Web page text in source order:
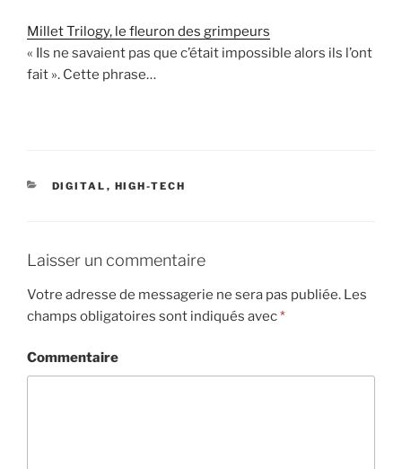
Millet Trilogy, le fleuron des grimpeurs
« Ils ne savaient pas que c’était impossible alors ils l’ont
fait ». Cette phrase…
CATÉGORIES
DIGITAL , HIGH-TECH
Laisser un commentaire
Votre adresse de messagerie ne sera pas publiée. Les
champs obligatoires sont indiqués avec*
Commentaire